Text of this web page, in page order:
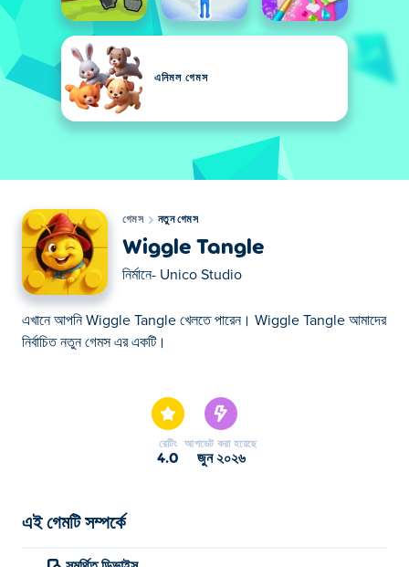
এনিমল গেমস
গেমস নতুন গেমস
Wiggle Tangle
নির্মানে- Unico Studio
এখানে আপনি Wiggle Tangle খেলতে পারেন। Wiggle Tangle আমাদের
নির্বাচিত নতুন গেমস এর একটি।
রেটিং
4.0
আপডেট করা হয়েছে
জুন ২০২৬
এই গেমটি সম্পর্কে